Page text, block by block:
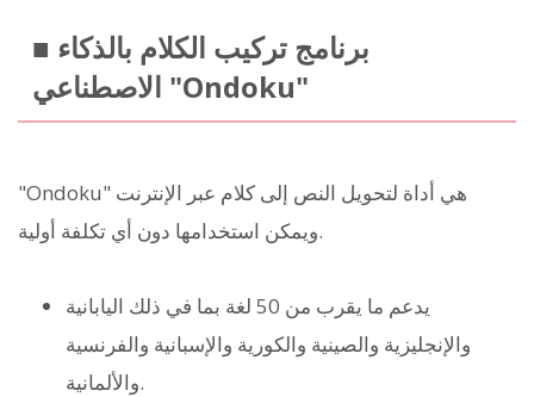
■ برنامج تركيب الكلام بالذكاء
الاصطناعي "Ondoku"
"Ondoku" هي أداة لتحويل النص إلى كلام عبر الإنترنت
ويمكن استخدامها دون أي تكلفة أولية.
يدعم ما يقرب من 50 لغة بما في ذلك اليابانية
والإنجليزية والصينية والكورية والإسبانية والفرنسية
والألمانية.